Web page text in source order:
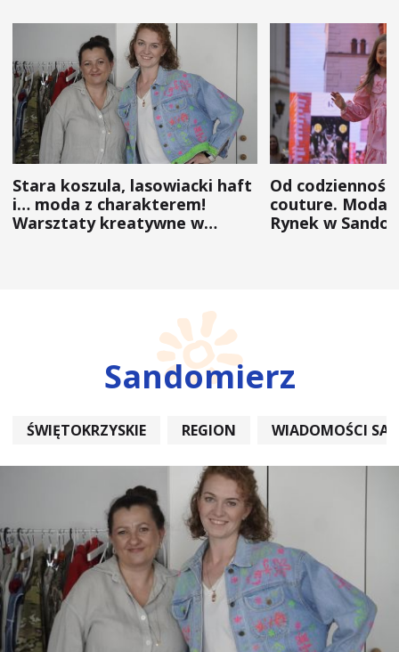
Stara koszula, lasowiacki haft
i… moda z charakterem!
Warsztaty kreatywne w
Od
couture. Moda
Rynek w
Sandomierz
ŚWIĘTOKRZYSKIE REGION WIADOMOŚCI